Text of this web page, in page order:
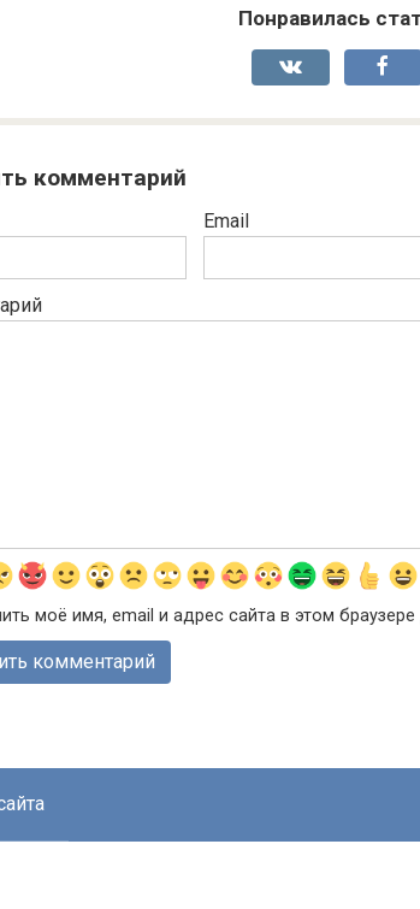
Понравилась
комментарий
Email
моё имя, email и адрес сайта в этом